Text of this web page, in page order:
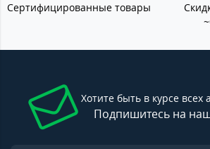
Сертифицированные товары
Хотите быть в курсе всех
Подпишитесь на